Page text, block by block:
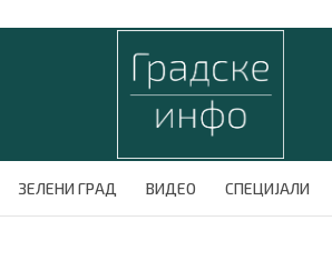
ЗЕЛЕНИ ГРАД ВИДЕО СПЕЦИЈАЛИ